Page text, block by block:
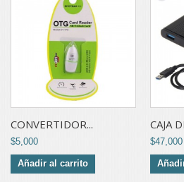
CONVERTIDOR...
$5,000
Añadir al carrito
CAJA
$47,000